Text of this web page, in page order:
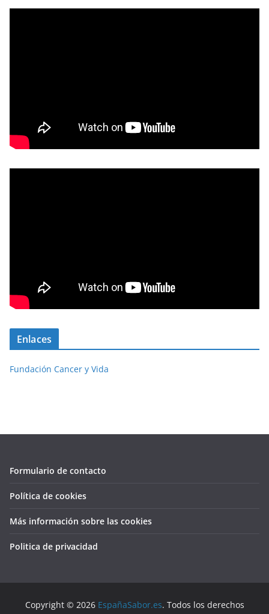
Enlaces
Fundación Cancer y Vida
Formulario de contacto
Política de cookies
Más información sobre las cookies
Politica de privacidad
Copyright © 2026 EspañaSabor.es. Todos los derechos